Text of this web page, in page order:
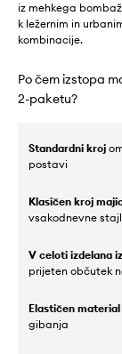
iz mehkega
k ležernim in
kombinacije.
Po čem izstopa
2-paketu?
Standardni kroj
postavi
Klasičen kroj
vsakodnevne
V celoti izdelana
prijeten občutek
Elastičen material
gibanja